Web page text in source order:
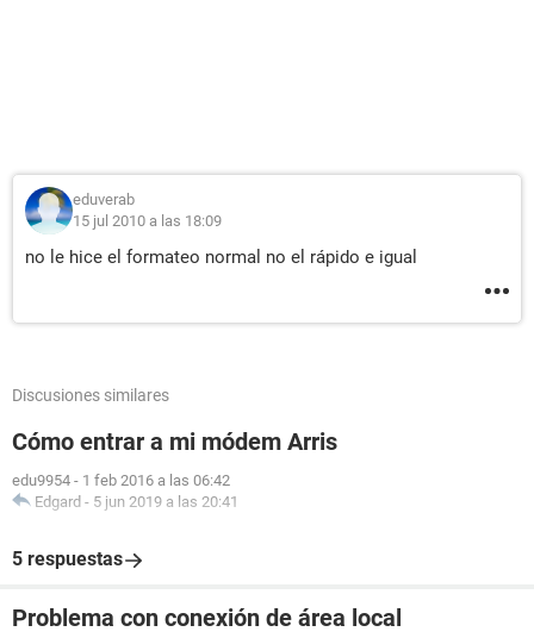
eduverab
15 jul 2010 a las 18:09
no le hice el formateo normal no el rápido e igual
Discusiones similares
Cómo entrar a mi módem Arris
edu9954 - 1 feb 2016 a las 06:42
Edgard - 5 jun 2019 a las 20:41
5 respuestas
Problema con conexión de área local